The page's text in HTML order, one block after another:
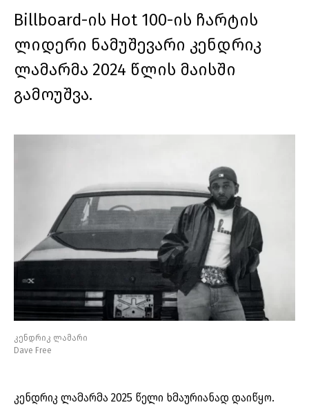
Billboard-ის Hot 100-ის ჩარტის
ლიდერი ნამუშევარი კენდრიკ
ლამარმა 2024 წლის მაისში
გამოუშვა.
კენდრიკ ლამარი
Dave Free
კენდრიკ ლამარმა 2025 წელი ხმაურიანად დაიწყო.